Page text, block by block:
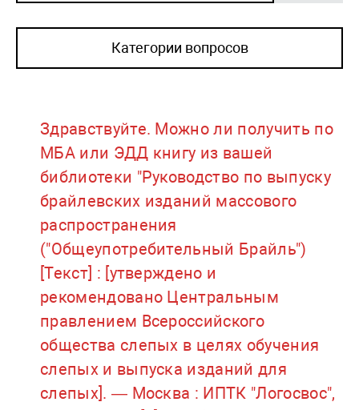
Здравствуйте. Можно ли получить по
МБА или ЭДД книгу из вашей
библиотеки "Руководство по выпуску
брайлевских изданий массового
распространения
("Общеупотребительный Брайль")
[Текст] : [утверждено и
рекомендовано Центральным
правлением Всероссийского
общества слепых в целях обучения
слепых и выпуска изданий для
слепых]. — Москва : ИПТК "Логосвос",
Категории вопросов